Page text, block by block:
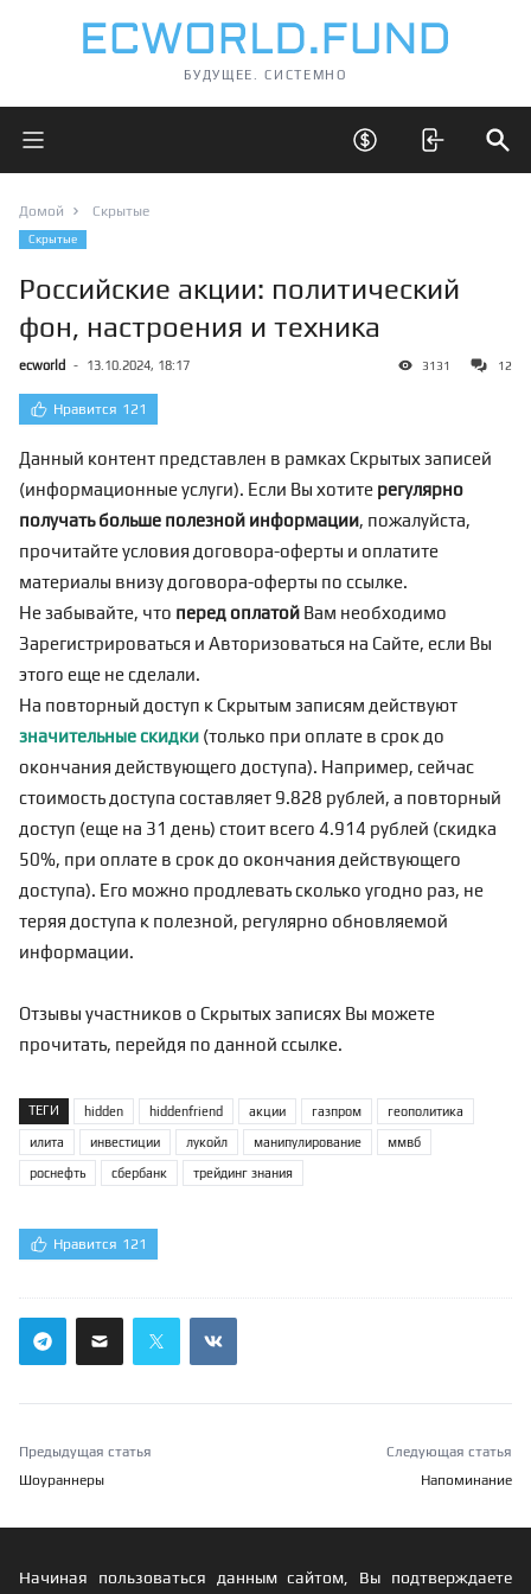
БУДУЩЕЕ. СИСТЕМНО
Открыть главное меню Открыть скрытые
Домой Скрытые
Скрытые
Российские акции: политический
фон, настроения и техника
ecworld - 13.10.2024, 18:17 3131 12
Нравится 121
Данный контент представлен в рамках Скрытых записей
(информационные услуги). Если Вы хотите регулярно
получать больше полезной информации, пожалуйста,
прочитайте условия договора-оферты и оплатите
материалы внизу договора-оферты по ссылке.
Не забывайте, что перед оплатой Вам необходимо
Зарегистрироваться и Авторизоваться на Сайте, если Вы
этого еще не сделали.
На повторный доступ к Скрытым записям действуют
значительные скидки (только при оплате в срок до
окончания действующего доступа). Например, сейчас
стоимость доступа составляет 9.828 рублей, а повторный
доступ (еще на 31 день) стоит всего 4.914 рублей (скидка
50%, при оплате в срок до окончания действующего
доступа). Его можно продлевать сколько угодно раз, не
теряя доступа к полезной, регулярно обновляемой
информации.
Отзывы участников о Скрытых записях Вы можете
прочитать, перейдя по данной ссылке.
ТЕГИ hidden hiddenfriend акции газпром геополитика
илита инвестиции лукойл манипулирование ммвб
роснефть сбербанк трейдинг знания
Нравится 121
Предыдущая статья
Шоураннеры
Следующая статья
Напоминание
Начиная пользоваться данным сайтом, Вы подтверждаете